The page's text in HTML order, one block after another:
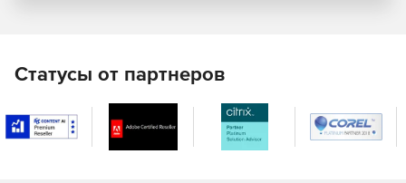
JSON. Возможность добавлять, изменять и удалять
облегчить редактирование в представлении в виде
дерева, в представлении JSON и в классическом
представлении в виде таблицы. Navicat Essentials
Статусы от партнеров